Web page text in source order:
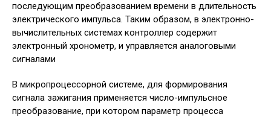
последующим преобразованием времени в длительность
электрического импульса. Таким образом, в электронно-
вычислительных системах контроллер содержит
электронный хроно­метр, и управляется аналоговыми
сигналами
В микропроцессорной системе, для формирования
сигнала зажигания приме­няется число-импульсное
преобразование, при котором параметр процесса